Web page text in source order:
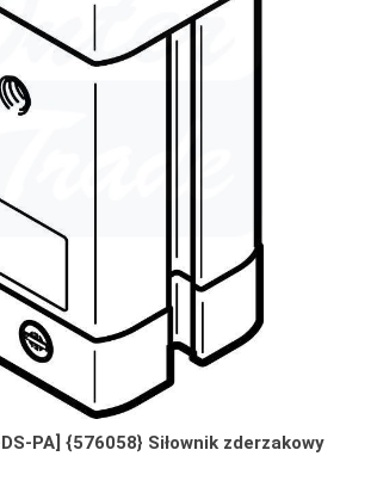
PA] {576058} Siłownik zderzakowy